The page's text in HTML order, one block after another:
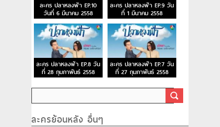
ละคร ปลาหลงฟ้า EP.10
วันที่ 6 มีนาคม 2558
ละคร ปลาหลงฟ้า EP.9 วัน
ที่ 1 มีนาคม 2558
ละคร ปลาหลงฟ้า EP.8 วัน
ที่ 28 กุมภาพันธ์ 2558
ละคร ปลาหลงฟ้า EP.7 วัน
ที่ 27 กุมภาพันธ์ 2558
ละครย้อนหลัง อื่นๆ